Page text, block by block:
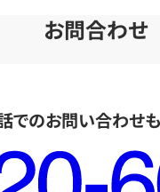
お問合わせ
でのお問い合わせ